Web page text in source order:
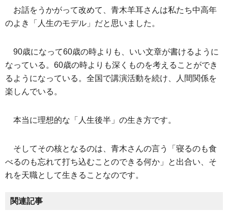
お話をうかがって改めて、青木羊耳さんは私たち中高年
のよき「人生のモデル」だと思いました。
90歳になって60歳の時よりも、いい文章が書けるように
なっている。60歳の時よりも深くものを考えることができ
るようになっている。全国で講演活動を続け、人間関係を
楽しんでいる。
本当に理想的な「人生後半」の生き方です。
そしてその核となるのは、青木さんの言う「寝るのも食
べるのも忘れて打ち込むことのできる何か」と出合い、そ
れを天職として生きることなのです。
関連記事